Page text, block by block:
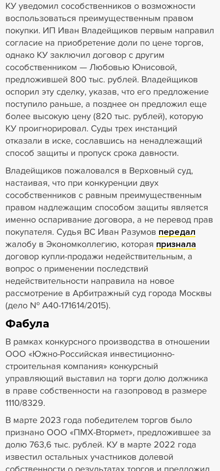
КУ уведомил сособственников о возможности
воспользоваться преимущественным правом
покупки. ИП Иван Владейщиков первым направил
согласие на приобретение доли по цене торгов,
однако КУ заключил договор с другим
сособственником — Любовью Юнисовой,
предложившей 800 тыс. рублей. Владейщиков
оспорил эту сделку, указав, что его предложение
поступило раньше, а позднее он предложил еще
более высокую цену (820 тыс. рублей), которую
КУ проигнорировал. Суды трех инстанций
отказали в иске, сославшись на ненадлежащий
способ защиты и пропуск срока давности.
Владейщиков пожаловался в Верховный суд,
настаивая, что при конкуренции двух
сособственников с равным преимущественным
правом надлежащим способом защиты является
именно оспаривание договора, а не перевод прав
покупателя. Судья ВС Иван Разумов передал
жалобу в Экономколлегию, которая признала
договор купли-продажи недействительным, а
вопрос о применении последствий
недействительности направила на новое
рассмотрение в Арбитражный суд города Москвы
(дело № А40-171614/2015).
Фабула
В рамках конкурсного производства в отношении
ООО «Южно-Российская инвестиционно-
строительная компания» конкурсный
управляющий выставил на торги долю должника
в праве собственности на газопровод в размере
1110/8329.
В марте 2023 года победителем торгов было
признано ООО «ПМХ-Втормет», предложившее за
долю 763,6 тыс. рублей. КУ в марте 2022 года
известил остальных участников долевой